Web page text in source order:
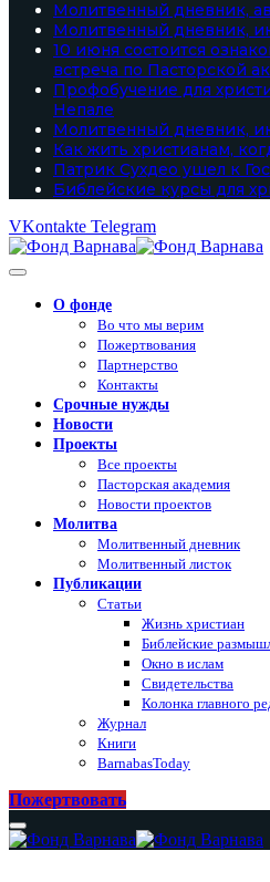
Молитвенный дневник,
Молитвенный дневник,
10 июня состоится
встреча по Пасторской
Профобучение для
Непале
Молитвенный дневник,
Как жить христианам,
Патрик Сухдео ушел к
Библейские курсы для
VKontakte Telegram
О фонде
Во что мы верим
Пожертвования
Партнерство
Контакты
Срочные нужды
Новости
Проекты
Все проекты
Пасторская академия
Новости проектов
Молитва
Молитвенный дневник
Молитвенный листок
Публикации
Статьи
Жизнь христиан
Библейские
Окно в ислам
Свидетельства
Колонка главного
Журнал
Книги
BarnabasToday
Пожертвовать